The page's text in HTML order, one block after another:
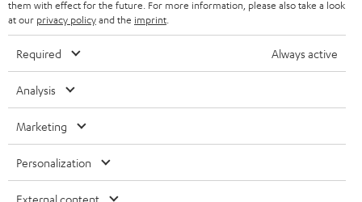
them with effect for the future. For more information, please also take a look
at our privacy policyand the imprint
Required Always active
Analysis
Marketing
Personalization
External content